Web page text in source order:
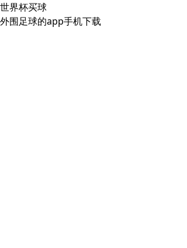
世界杯买球
外围足球的app手机下载